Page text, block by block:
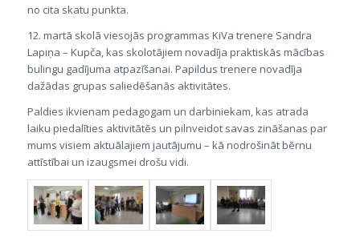
no cita skatu punkta.
12. martā skolā viesojās programmas KiVa trenere Sandra
Lapiņa – Kupča, kas skolotājiem novadīja praktiskās mācības
bulingu gadījuma atpazīšanai. Papildus trenere novadīja
dažādas grupas saliedēšanās aktivitātes.
Paldies ikvienam pedagogam un darbiniekam, kas atrada
laiku piedalīties aktivitātēs un pilnveidot savas zināšanas par
mums visiem aktuālajiem jautājumu – kā nodrošināt bērnu
attīstībai un izaugsmei drošu vidi.